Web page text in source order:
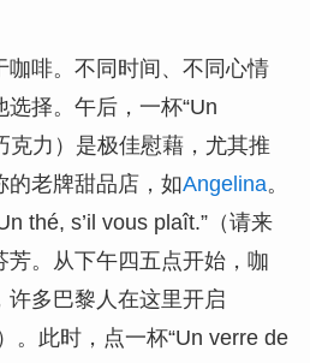
咖啡。不同时间、不同心情
择。午后，一杯“Un
克力）是极佳慰藉，尤其推
的老牌甜品店，如Angelina。
thé, s’il vous plaît.”（请来
芳。从下午四五点开始，咖
许多巴黎人在这里开启
。此时，点一杯“Un verre de